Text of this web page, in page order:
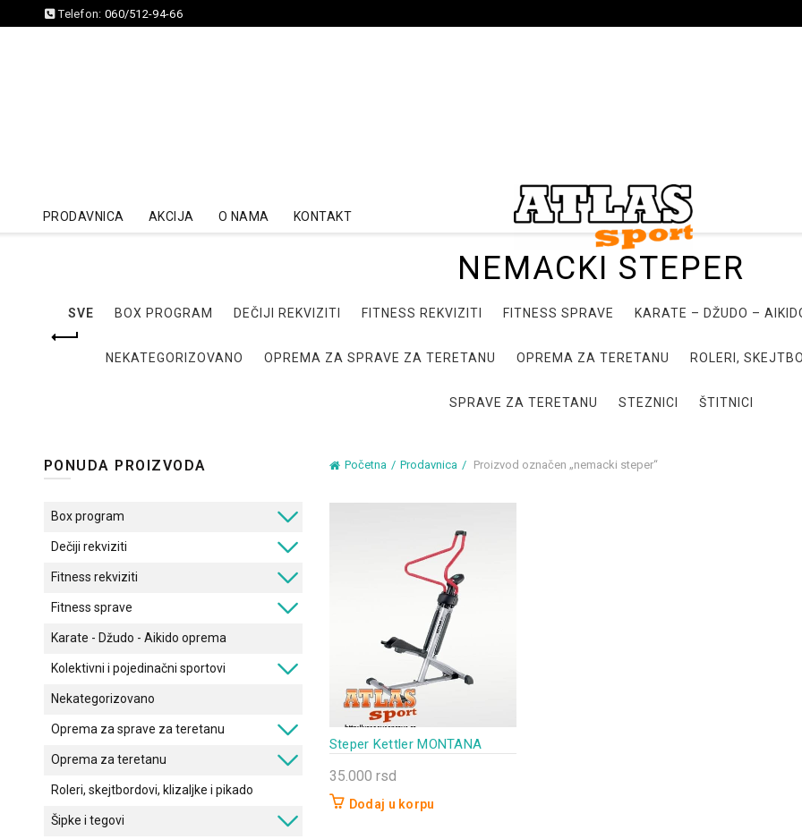
Telefon: 060/512-94-66
PRODAVNICA AKCIJA O NAMA KONTAKT
NEMACKI STEPER
SVE BOX PROGRAM DEČIJI REKVIZITI FITNESS REKVIZITI FITNESS SPRAVE KARATE – DŽUDO –
NEKATEGORIZOVANO OPREMA ZA SPRAVE ZA TERETANU OPREMA ZA TERETANU ROLERI,
SPRAVE ZA TERETANU STEZNICI ŠTITNICI
Početna Prodavnica Proizvod označen „nemacki steper“
Steper Kettler MONTANA
35.000 rsd
Dodaj u korpu
PONUDA PROIZVODA
Box program
Dečiji rekviziti
Fitness rekviziti
Fitness sprave
Karate - Džudo - Aikido oprema
Kolektivni i pojedinačni sportovi
Nekategorizovano
Oprema za sprave za teretanu
Oprema za teretanu
Roleri, skejtbordovi, klizaljke i pikado
Šipke i tegovi